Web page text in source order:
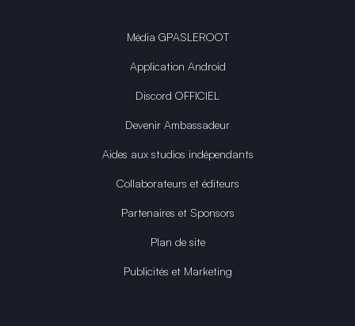
Média GPASLEROOT
Application Android
Discord OFFICIEL
Devenir Ambassadeur
Aides aux studios indépendants
Collaborateurs et éditeurs
Partenaires et Sponsors
Plan de site
Publicités et Marketing